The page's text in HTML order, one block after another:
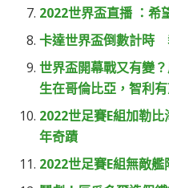
2022世界盃直播 ：希
卡達世界盃倒數計時
世界盃開幕戰又有變
生在哥倫比亞，智利
2022世足賽E組加勒
年奇蹟
2022世足賽E組無敵